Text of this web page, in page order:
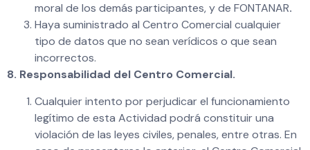
moral de los demás participantes, y de FONTANAR.
Haya suministrado al Centro Comercial cualquier
tipo de datos que no sean verídicos o que sean
incorrectos.
8. Responsabilidad del Centro Comercial.
Cualquier intento por perjudicar el funcionamiento
legítimo de esta Actividad podrá constituir una
violación de las leyes civiles, penales, entre otras. En